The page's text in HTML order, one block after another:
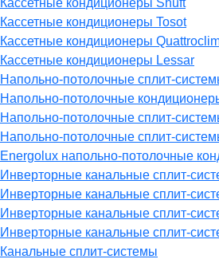
Кассетные кондиционеры Tosot
Кассетные кондиционеры
Кассетные кондиционеры Lessar
Напольно-потолочные сплит-
Напольно-потолочные
Напольно-потолочные сплит-
Напольно-потолочные сплит-
Energolux напольно-потолочные
Инверторные канальные сплит-
Инверторные канальные сплит-
Инверторные канальные сплит-
Инверторные канальные сплит-
Канальные сплит-системы